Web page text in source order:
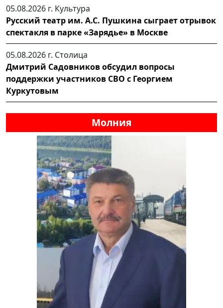
05.08.2026 г. Культура
Русский театр им. А.С. Пушкина сыграет отрывок
спектакля в парке «Зарядье» в Москве
05.08.2026 г. Столица
Дмитрий Садовников обсудил вопросы
поддержки участников СВО с Георгием
Куркутовым
Молния